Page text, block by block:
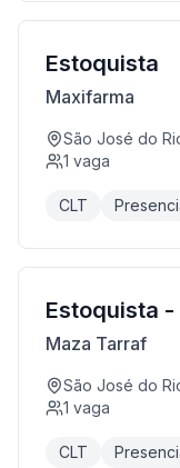
Estoquista
Maxifarma
São José do
1 vaga
CLT
Estoquista -
Maza Tarraf
São José do
1 vaga
CLT